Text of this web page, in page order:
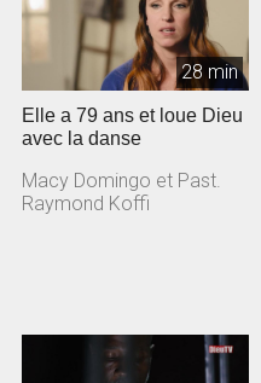
28 min
Elle a 79 ans et loue Dieu
avec la danse
Macy Domingo et Past.
Raymond Koffi